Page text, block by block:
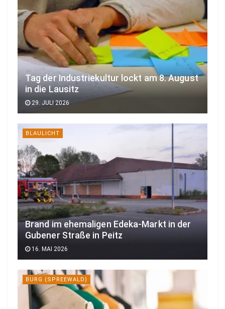
Tag der Industriekultur lockt am 8. August
in die Lausitz
29. JULI 2026
BLAULICHT
Brand im ehemaligen Edeka-Markt in der
Gubener Straße in Peitz
16. MAI 2026
BURG (SPREEWALD)